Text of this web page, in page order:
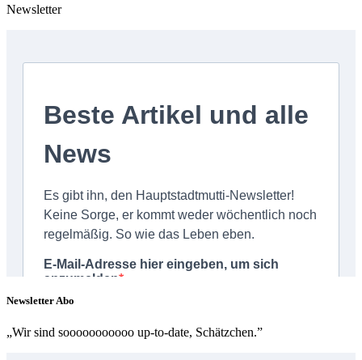
Newsletter
Newsletter Abo
„Wir sind sooooooooooo up-to-date, Schätzchen.”